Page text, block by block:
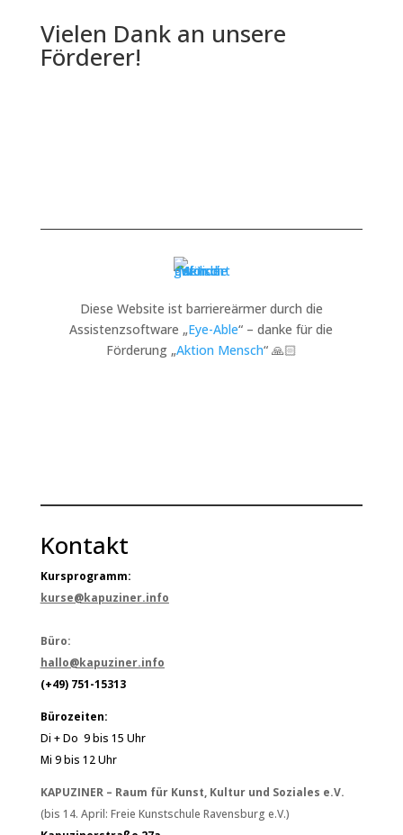
Vielen Dank an unsere
Förderer!
Diese Website ist barriereärmer durch die
Assistenzsoftware „Eye-Able“ – danke für die
Förderung „Aktion Mensch“ 🙏🏻
Kontakt
Kursprogramm:
kurse@kapuziner.info
Büro:
hallo@kapuziner.info
(+49) 751-15313
Bürozeiten:
Di + Do 9 bis 15 Uhr
Mi 9 bis 12 Uhr
KAPUZINER – Raum für Kunst, Kultur und Soziales e.V.
(bis 14. April: Freie Kunstschule Ravensburg e.V.)